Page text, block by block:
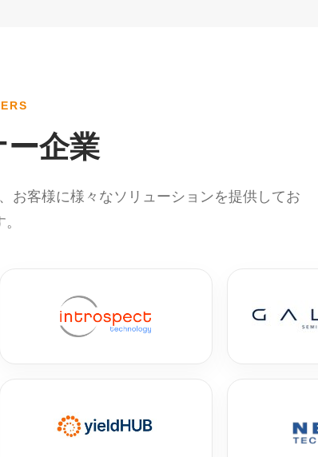
企業
お客様に様々なソリューションを提供してお